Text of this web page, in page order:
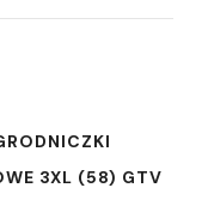
3XL (58) GTV